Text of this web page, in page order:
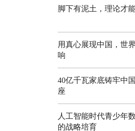
脚下有泥土，理论才
用真心展现中国，世
响
40亿千瓦家底铸牢中
座
人工智能时代青少年
的战略培育